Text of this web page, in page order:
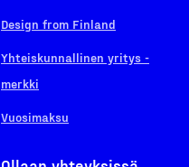
Design from Finland
Yhteiskunnallinen yritys -
merkki
Vuosimaksu